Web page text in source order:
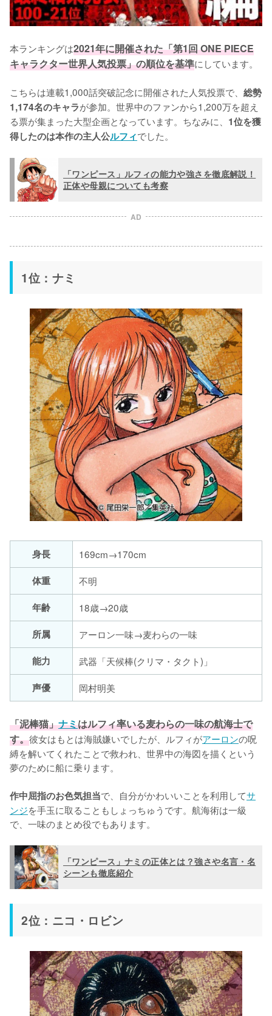
本ランキングは2021年に開催された「第1回 ONE PIECE
キャラクター世界人気投票」の順位を基準にしています。
こちらは連載1,000話突破記念に開催された人気投票で、 総勢
1,174名のキャラが参加。世界中のファンから1,200万を超え
る票が集まった大型企画となっています。ちなみに、 1位を獲
得したのは本作の主人公ルフィでした。
「ワンピース」ルフィの能力や強さを徹底解説！
正体や母親についても考察
AD
1位：ナミ
身長
169cm→170cm
体重
不明
年齢
18歳→20歳
所属
アーロン一味→麦わらの一味
能力
武器「天候棒(クリマ・タクト)」
声優
岡村明美
「泥棒猫」ナミはルフィ率いる麦わらの一味の航海士で
す。彼女はもとは海賊嫌いでしたが、ルフィがアーロンの呪
縛を解いてくれたことで救われ、世界中の海図を描くという
夢のために船に乗ります。
作中屈指のお色気担当で、自分がかわいいことを利用してサ
ンジを手玉に取ることもしょっちゅうです。航海術は一級
で、一味のまとめ役でもあります。
「ワンピース」ナミの正体とは？強さや名言・名
シーンも徹底紹介
2位：ニコ・ロビン